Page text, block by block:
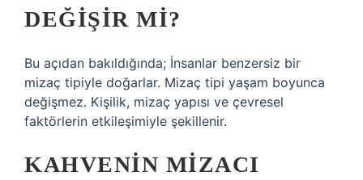
DEĞIŞIR MI?
Bu açıdan bakıldığında; İnsanlar benzersiz bir
mizaç tipiyle doğarlar. Mizaç tipi yaşam boyunca
değişmez. Kişilik, mizaç yapısı ve çevresel
faktörlerin etkileşimiyle şekillenir.
KAHVENIN MIZACI